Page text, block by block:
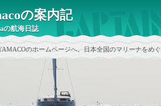
の案内記
の航海日誌
のホームページへ。日本全国のマリーナをめ